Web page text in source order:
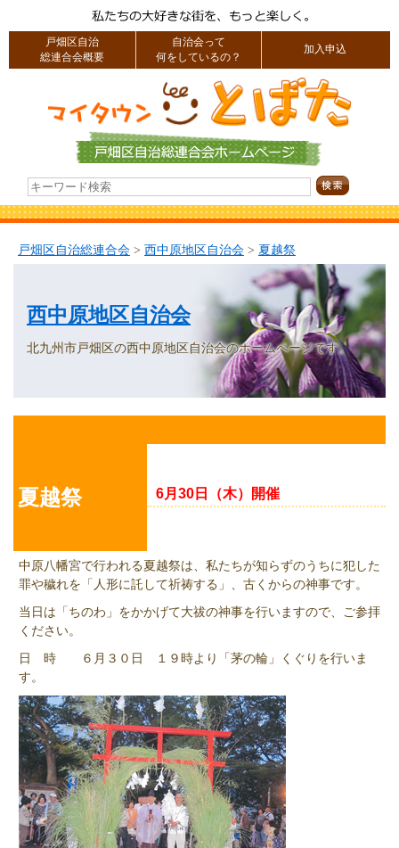
戸畑区自治
総連合会概要
自治会って
何をしているの？
加入申込
戸畑区自治総連合会 > 西中原地区自治会 > 夏越祭
西中原地区自治会
北九州市戸畑区の西中原地区自治会のホームページです。
夏越祭 6月30日（木）開催
中原八幡宮で行われる夏越祭は、私たちが知らずのうちに犯した
罪や穢れを「人形に託して祈祷する」、古くからの神事です。
当日は「ちのわ」をかかげて大祓の神事を行いますので、ご参拝
ください。
日 時 ６月３０日 １９時より「茅の輪」くぐりを行いま
す。